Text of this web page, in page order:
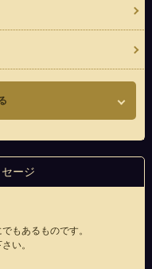
ージ
もあるものです。
い。